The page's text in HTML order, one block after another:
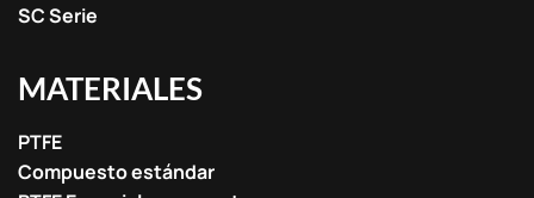
SC Serie
MATERIALES
PTFE
Compuesto estándar